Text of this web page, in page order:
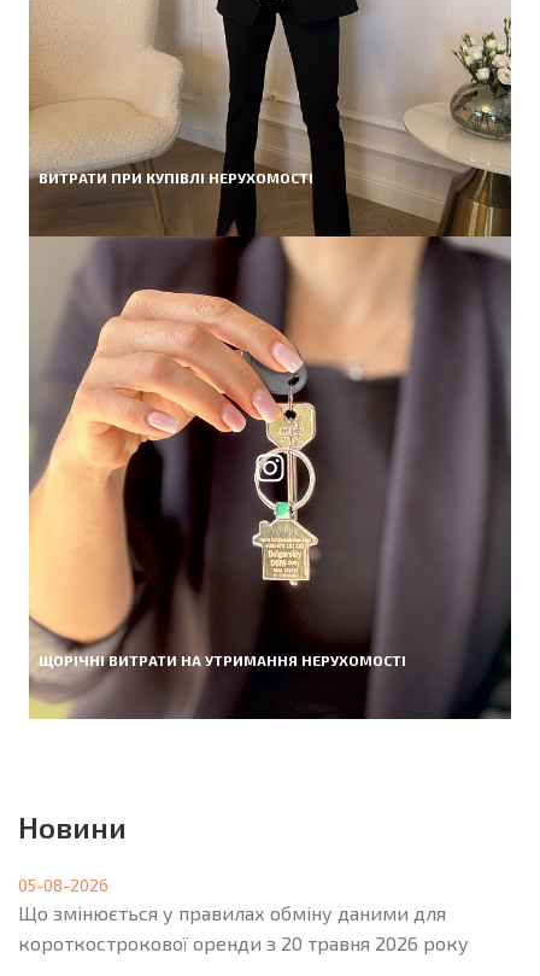
ВИТРАТИ ПРИ КУПІВЛІ НЕРУХОМОСТІ
ЩОРІЧНІ ВИТРАТИ НА УТРИМАННЯ НЕРУХОМОСТІ
Новини
05-08-2026
Що змінюється у правилах обміну даними для
короткострокової оренди з 20 травня 2026 року